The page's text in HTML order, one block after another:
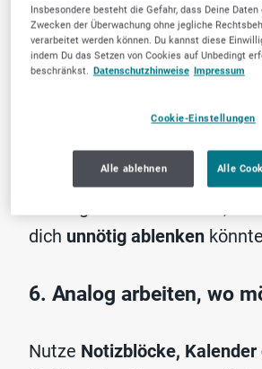
5. Digitale
umsetzen
Behalte nur diewichtigsten
auf deinem Smartphone
die du wirklich für deine
dich unnötig ablenken
6. Analog arbeiten, wo
Nutze Notizblöcke,
Insbesondere besteht die Gefahr, dass Deine Daten
Zwecken der Überwachung ohne jegliche
verarbeitet werden können. Du kannst diese
indem Du das Setzen von Cookies auf Unbedingt
beschränkst. Datenschutzhinweise Impressum
Cookie-Einstellungen
Alle ablehnen Alle